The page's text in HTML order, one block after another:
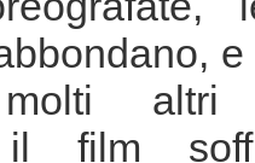
altri
il film